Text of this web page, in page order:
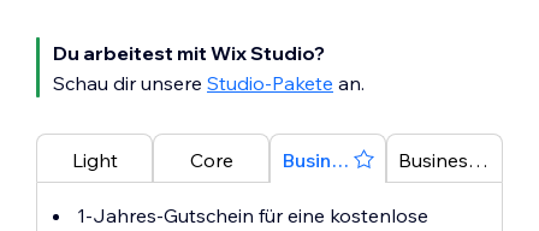
Du arbeitest mit Wix Studio?
Schau dir unsere Studio-Pakete an.
Light Core Business Business Elite
1-Jahres-Gutschein für eine kostenlose